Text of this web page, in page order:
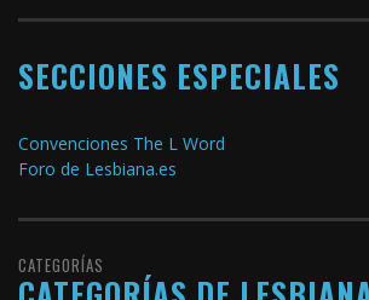
SECCIONES ESPECIALES
Convenciones The L Word
Foro de Lesbiana.es
CATEGORÍAS